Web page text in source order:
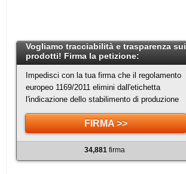
Vogliamo tracciabilità e trasparenza sui
prodotti! Firma la petizione:
Impedisci con la tua firma che il regolamento
europeo 1169/2011 elimini dall'etichetta
l'indicazione dello stabilimento di produzione
FIRMA >>
34,881firma